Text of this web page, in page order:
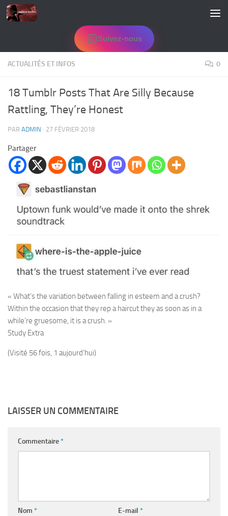
Skip to content
Suivez-nous
ACTUALITÉS ET INFOS 0
18 Tumblr Posts That Are Silly Because
Rattling, They’re Honest
PAR ADMIN · 27 FÉVRIER 2018
Partager
« What’s the variation between falling in esteem and a crush?
Within the occasion that they rep a haircut they as soon as in a
while’re gruesome, it is a crush. »
Study Extra
(Visité 56 fois, 1 aujourd'hui)
LAISSER UN COMMENTAIRE
Commentaire*
Nom * E-mail *